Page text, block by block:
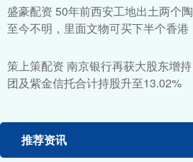
盛豪配资 50年前西安工地出土两个
至今不明，里面文物可买下半个香港
策上策配资 南京银行再获大股东增
团及紫金信托合计持股升至13.02%
推荐资讯